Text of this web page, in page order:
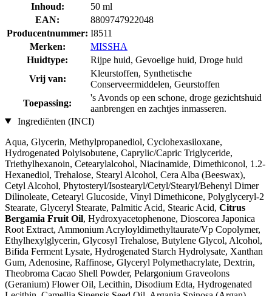
Inhoud:
50 ml
EAN:
8809747922048
Producentnummer: I8511
Merken:
MISSHA
Huidtype:
Rijpe huid, Gevoelige huid, Droge huid
Vrij van:
Kleurstoffen, Synthetische
Conserveermiddelen, Geurstoffen
Toepassing:
's Avonds op een schone, droge gezichtshuid
aanbrengen en zachtjes inmasseren.
Ingrediënten (INCI)
Aqua, Glycerin, Methylpropanediol, Cyclohexasiloxane,
Hydrogenated Polyisobutene, Caprylic/Capric Triglyceride,
Triethylhexanoin, Cetearylalcohol, Niacinamide, Dimethiconol, 1.2-
Hexanediol, Trehalose, Stearyl Alcohol, Cera Alba (Beeswax),
Cetyl Alcohol, Phytosteryl/Isostearyl/Cetyl/Stearyl/Behenyl Dimer
Dilinoleate, Cetearyl Glucoside, Vinyl Dimethicone, Polyglyceryl-2
Stearate, Glyceryl Stearate, Palmitic Acid, Stearic Acid, Citrus
Bergamia Fruit Oil, Hydroxyacetophenone, Dioscorea Japonica
Root Extract, Ammonium Acryloyldimethyltaurate/Vp Copolymer,
Ethylhexylglycerin, Glycosyl Trehalose, Butylene Glycol, Alcohol,
Bifida Ferment Lysate, Hydrogenated Starch Hydrolysate, Xanthan
Gum, Adenosine, Raffinose, Glyceryl Polymethacrylate, Dextrin,
Theobroma Cacao Shell Powder, Pelargonium Graveolons
(Geranium) Flower Oil, Lecithin, Disodium Edta, Hydrogenated